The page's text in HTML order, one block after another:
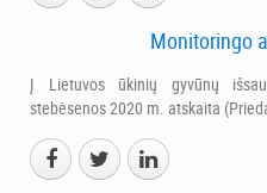
Monitoringo
Į Lietuvos ūkinių gyvūnų
stebėsenos 2020 m. atskaita